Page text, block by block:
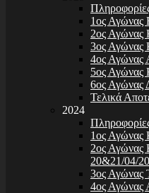
1ος Αγώνας
2ος Αγώνας
3ος Αγώνας
4ος Αγώνας
5ος Αγώνας
6ος Αγώνας
Τελικά
2024
1ος Αγώνας
2ος Αγώνας
20&21/04/
3ος Αγώνας
4ος Αγώνας